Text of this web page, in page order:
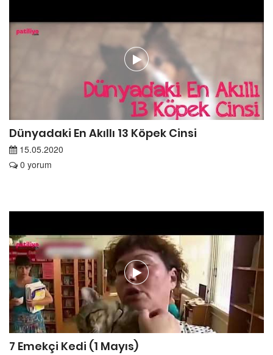
Dünyadaki En Akıllı 13 Köpek Cinsi
15.05.2020
0 yorum
7 Emekçi Kedi (1 Mayıs)